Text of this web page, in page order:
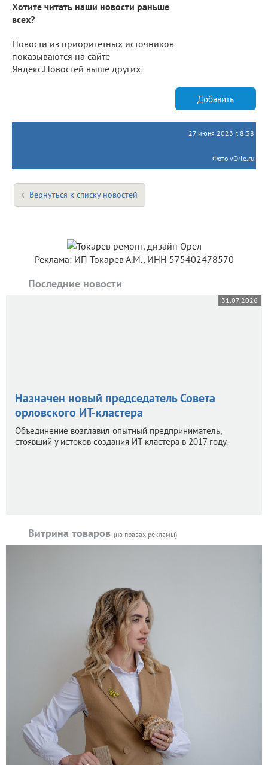
Хотите читать наши новости раньше
всех?
Новости из приоритетных источников
показываются на сайте
Яндекс.Новостей выше других
Добавить
27 июня 2023 г. 8:38
Фото vOrle.ru
Вернуться к списку новостей
Реклама: ИП Токарев А.М., ИНН 575402478570
Последние новости
31.07.2026
Назначен новый председатель Совета
орловского ИТ-кластера
Объединение возглавил опытный предприниматель,
стоявший у истоков создания ИТ-кластера в 2017 году.
Витрина товаров (на правах рекламы)